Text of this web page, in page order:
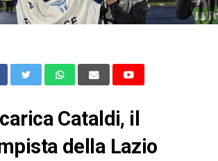
Cataldi, il
della Lazio